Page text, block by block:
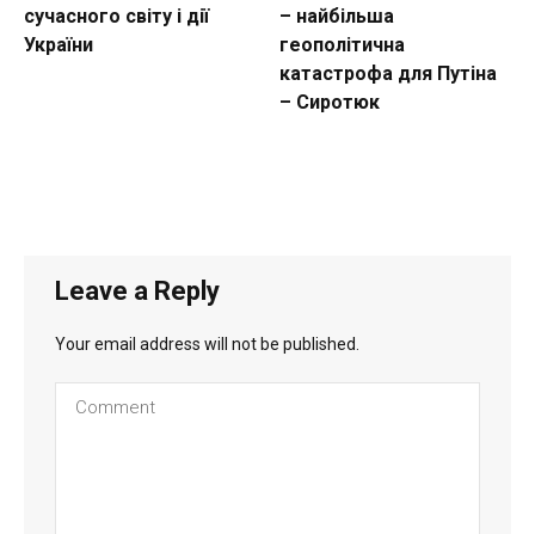
сучасного світу і дії
України
– найбільша
геополітична
катастрофа для Путіна
– Сиротюк
Leave a Reply
Your email address will not be published.